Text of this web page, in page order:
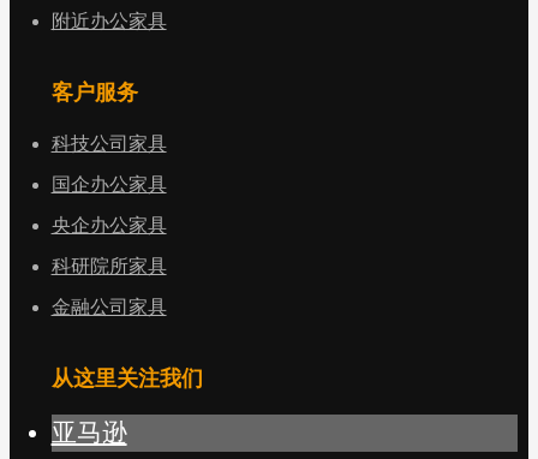
附近办公家具
客户服务
科技公司家具
国企办公家具
央企办公家具
科研院所家具
金融公司家具
从这里关注我们
亚马逊